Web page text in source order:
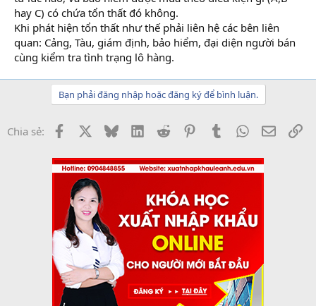
hay C) có chứa tổn thất đó không.
Khi phát hiện tổn thất như thế phải liên hệ các bên liên
quan: Cảng, Tàu, giám định, bảo hiểm, đại diện người bán
cùng kiểm tra tình trạng lô hàng.
Bạn phải đăng nhập hoặc đăng ký để bình luận.
Chia sẻ: Facebook BlueskyLinkedInReddit PinterestTumblrWhatsApp
Email